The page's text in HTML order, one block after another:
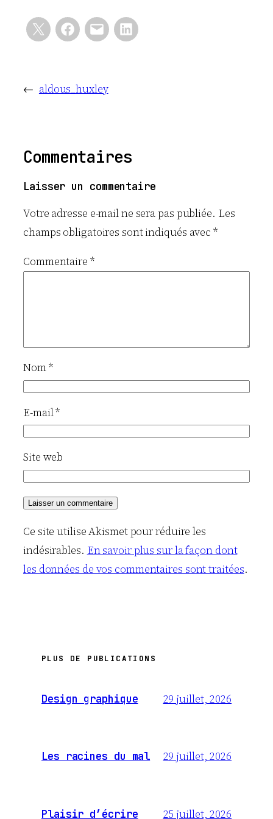
← aldous_huxley
Commentaires
Laisser un commentaire
Votre adresse e-mail ne sera pas publiée. Les
champs obligatoires sont indiqués avec*
Commentaire *
Nom*
E-mail*
Site web
Ce site utilise Akismet pour réduire les
indésirables. En savoir plus sur la façon dont
les données de vos commentaires sont traitées.
PLUS DE PUBLICATIONS
Design graphique 29 juillet, 2026
Les racines du mal 29 juillet, 2026
Plaisir d’écrire 25 juillet, 2026